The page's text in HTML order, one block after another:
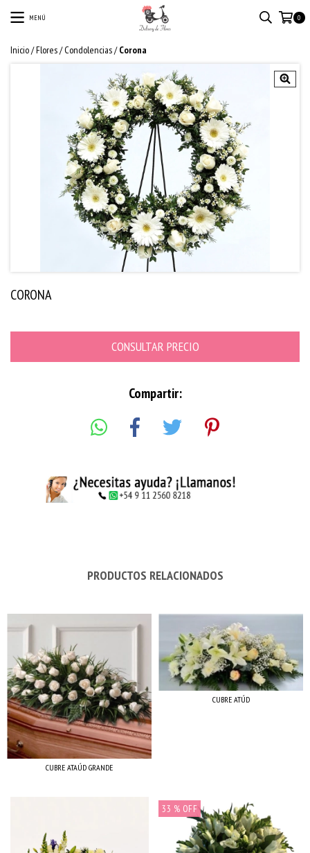
MENÚ 0
Inicio/Flores/ Condolencias/ Corona
CORONA
Compartir:
PRODUCTOS RELACIONADOS
CUBRE ATAÚD GRANDE
CUBRE ATÚD
33 % OFF